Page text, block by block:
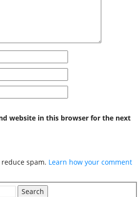
website in this browser for the next
spam. Learn how your comment
Search